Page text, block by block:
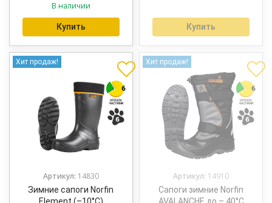
4.50из 5
В наличии
Купить Купить
Хит продаж!
Артикул: 14830
Зимние сапоги Norfin
Хит продаж!
Артикул: 14910
Сапоги зимние Norfin